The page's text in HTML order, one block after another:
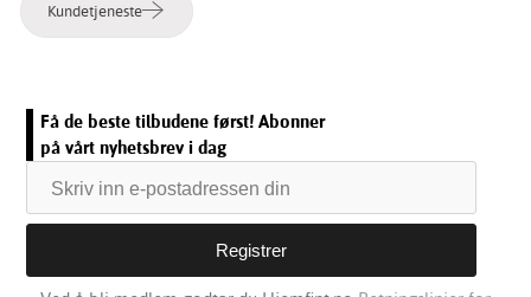
Kundetjeneste
Få de beste tilbudene først! Abonner
på vårt nyhetsbrev i dag